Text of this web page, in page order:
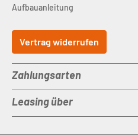
Aufbauanleitung
Vertrag widerrufen
Zahlungsarten
Leasing über